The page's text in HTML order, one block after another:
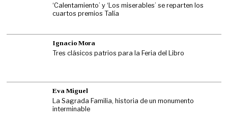
‘Calentamiento’ y ‘Los miserables’ se reparten los
cuartos premios Talía
Ignacio Mora
Tres clásicos patrios para la Feria del Libro
Eva Miguel
La Sagrada Familia, historia de un monumento
interminable